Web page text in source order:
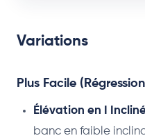
Variations
Plus Facile
Élévation en I
banc en faible